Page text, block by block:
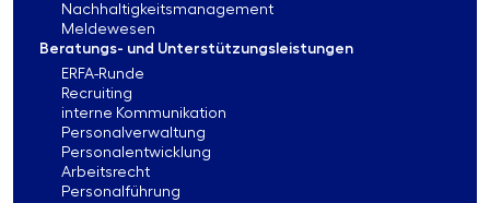
Nachhaltigkeitsmanagement
Meldewesen
Beratungs- und Unterstützungsleistungen
ERFA-Runde
Recruiting
interne Kommunikation
Personalverwaltung
Personalentwicklung
Arbeitsrecht
Personalführung